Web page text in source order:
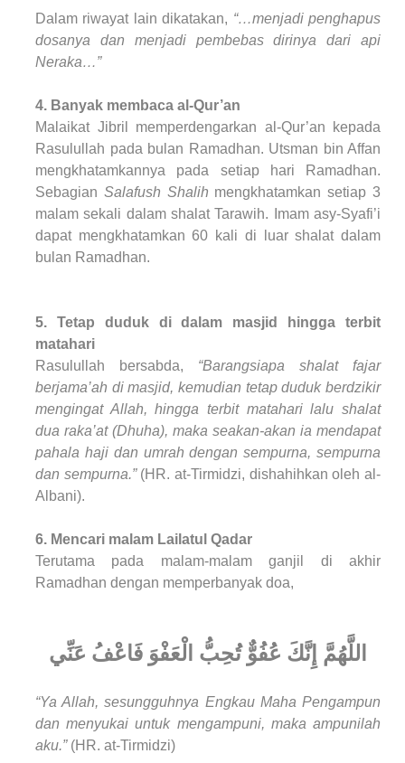
Dalam riwayat lain dikatakan, “…menjadi penghapus
dosanya dan menjadi pembebas dirinya dari api
Neraka…”
4. Banyak membaca al-Qur’an
Malaikat Jibril memperdengarkan al-Qur’an kepada
Rasulullah pada bulan Ramadhan. Utsman bin Affan
mengkhatamkannya pada setiap hari Ramadhan.
Sebagian Salafush Shalih mengkhatamkan setiap 3
malam sekali dalam shalat Tarawih. Imam asy-Syafi’i
dapat mengkhatamkan 60 kali di luar shalat dalam
bulan Ramadhan.
5. Tetap duduk di dalam masjid hingga terbit
matahari
Rasulullah bersabda, “Barangsiapa shalat fajar
berjama’ah di masjid, kemudian tetap duduk berdzikir
mengingat Allah, hingga terbit matahari lalu shalat
dua raka’at (Dhuha), maka seakan-akan ia mendapat
pahala haji dan umrah dengan sempurna, sempurna
dan sempurna.” (HR. at-Tirmidzi, dishahihkan oleh al-
Albani).
6. Mencari malam Lailatul Qadar
Terutama pada malam-malam ganjil di akhir
Ramadhan dengan memperbanyak doa,
اللَّهُمَّ إِنَّكَ عُفُوٌّ تُحِبُّ الْعَفْوَ فَاعْفُ عَنِّي
“Ya Allah, sesungguhnya Engkau Maha Pengampun
dan menyukai untuk mengampuni, maka ampunilah
aku.”(HR. at-Tirmidzi)